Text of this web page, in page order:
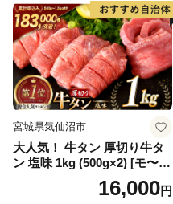
宮城県気仙沼市
大人気！ 牛タン 厚切り牛タ
ン 塩味 1kg (500g×2) [モ〜ラ
ンド 宮城県 気仙沼市 205646
60] 肉 牛肉 精肉 牛たん 牛タ
16,000円